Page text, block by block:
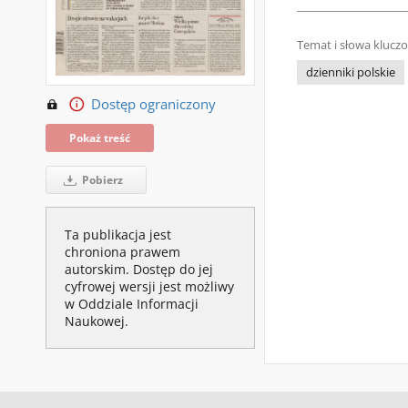
Dostęp ograniczony
Pokaż treść
Pobierz
Ta publikacja jest
chroniona prawem
autorskim. Dostęp do jej
cyfrowej wersji jest możliwy
w Oddziale Informacji
Naukowej.
Temat i słowa
dzienniki polskie